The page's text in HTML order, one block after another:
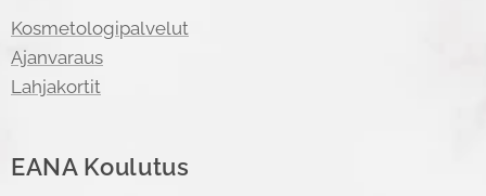
Kosmetologipalvelut
Ajanvaraus
Lahjakortit
EANA Koulutus